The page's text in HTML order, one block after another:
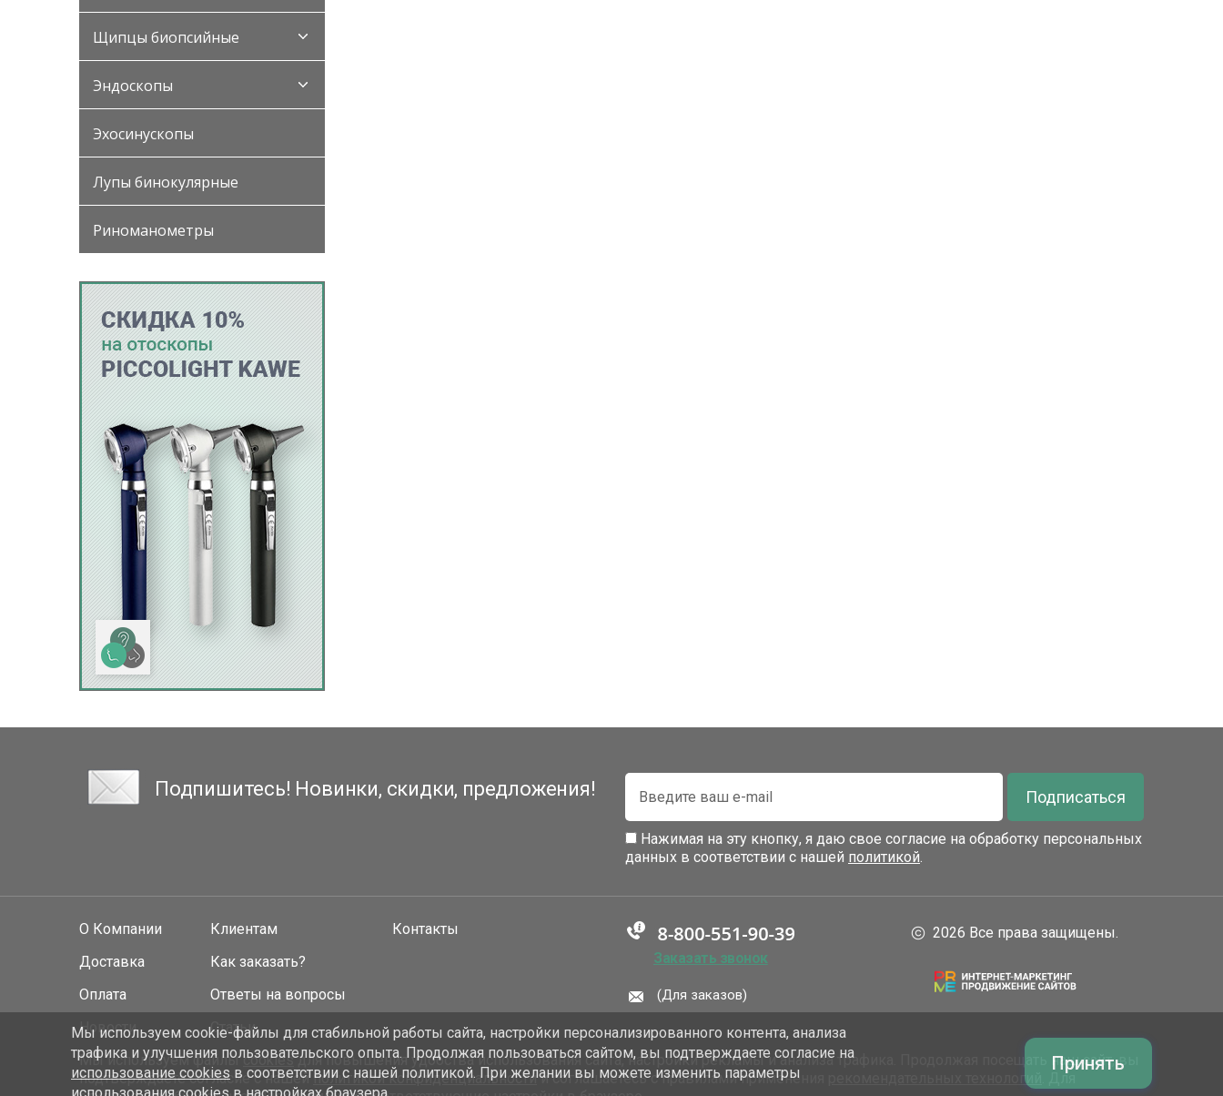
Щипцы биопсийные
Эндоскопы
Эхосинускопы
Лупы бинокулярные
Риноманометры
Подпишитесь! Новинки, скидки, предложения! Подписаться
Нажимая на эту кнопку, я даю свое согласие на обработку персональных
данных в соответствии с нашей политикой.
О Компании
Доставка
Оплата
Новости
Клиентам
Как заказать?
Ответы на вопросы
Статьи
Контакты
Заказать звонок
(Для заказов)
2026 Все права защищены.
Мы используем файлыcookiesдля повышения удобства использования сайта, настройки рекламы и анализа трафика. Продолжая посещать наш сайт, вы
подтверждаете согласие с нашей политикой конфиденциальностии соглашаетесь с правилами применения рекомендательных технологий
. Для
Мы используем cookie-файлы для стабильной работы сайта, настройки персонализированного контента, анализа
трафика и улучшения пользовательского опыта. Продолжая пользоваться сайтом, вы подтверждаете согласие на
использование cookies в соответствии с нашей политикой. При желании вы можете изменить параметры
Принять